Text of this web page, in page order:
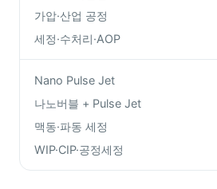
가압·산업 공정
세정·수처리·AOP
Nano Pulse Jet
나노버블 + Pulse Jet
맥동·파동 세정
WIP·CIP·공정세정